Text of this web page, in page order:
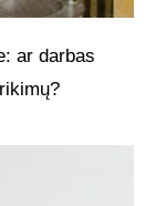
ar darbas